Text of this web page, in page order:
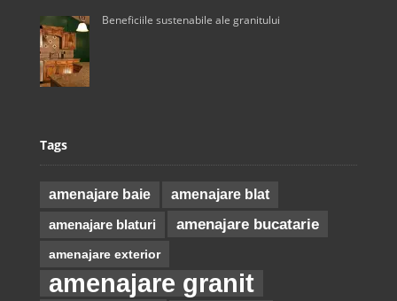
Beneficiile sustenabile ale granitului
Tags
amenajare baie amenajare blat
amenajare blaturi amenajare bucatarie
amenajare exterior
amenajare granit